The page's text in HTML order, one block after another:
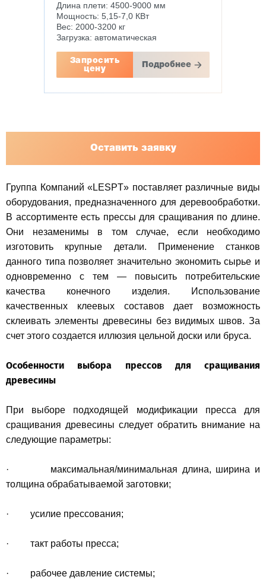
Длина плети: 4500-9000 мм
Мощность: 5,15-7,0 КВт
Вес: 2000-3200 кг
Загрузка: автоматическая
Запросить
цену
Подробнее
Оставить заявку
Группа Компаний «LESPT» поставляет различные виды
оборудования, предназначенного для деревообработки.
В ассортименте есть прессы для сращивания по длине.
Они незаменимы в том случае, если необходимо
изготовить крупные детали. Применение станков
данного типа позволяет значительно экономить сырье и
одновременно с тем — повысить потребительские
качества конечного изделия. Использование
качественных клеевых составов дает возможность
склеивать элементы древесины без видимых швов. За
счет этого создается иллюзия цельной доски или бруса.
Особенности выбора прессов для сращивания
древесины
При выборе подходящей модификации пресса для
сращивания древесины следует обратить внимание на
следующие параметры:
· максимальная/минимальная длина, ширина и
толщина обрабатываемой заготовки;
· усилие прессования;
· такт работы пресса;
· рабочее давление системы;